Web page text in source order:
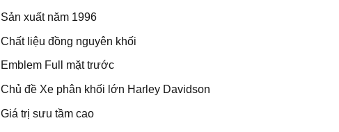
Sản xuất năm 1996
Chất liệu đồng nguyên khối
Emblem Full mặt trước
Chủ đề Xe phân khối lớn Harley Davidson
Giá trị sưu tầm cao